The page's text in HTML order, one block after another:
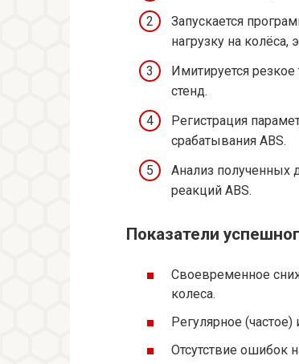
Запускается
нагрузку на
Имитируется
стенд.
Регистрация
срабатывания ABS.
Анализ полученных
реакций ABS.
Показатели
Своевременное
колеса.
Регулярное
Отсутствие ошибок